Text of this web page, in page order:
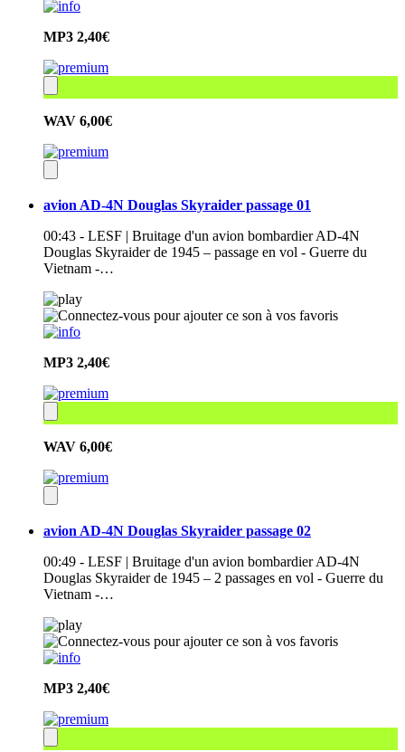
MP3 2,40€
WAV 6,00€
avion AD-4N Douglas Skyraider passage 01
00:43 - LESF | Bruitage d'un avion bombardier AD-4N
Douglas Skyraider de 1945 – passage en vol - Guerre du
Vietnam -…
MP3 2,40€
WAV 6,00€
avion AD-4N Douglas Skyraider passage 02
00:49 - LESF | Bruitage d'un avion bombardier AD-4N
Douglas Skyraider de 1945 – 2 passages en vol - Guerre du
Vietnam -…
MP3 2,40€